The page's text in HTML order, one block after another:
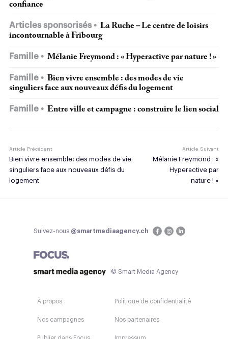
confiance
Articles sponsorisés
La Ruche – Le centre de loisirs
incontournable à Fribourg
Famille Mélanie Freymond : « Hyperactive par nature ! »
Famille
Bien vivre ensemble : des modes de vie
singuliers face aux nouveaux défis du logement
Famille Entre ville et campagne : construire le lien social
Article Précédent
Bien vivre ensemble : des modes de vie
singuliers face aux nouveaux défis du
logement
Article Suivant
Mélanie Freymond : «
Hyperactive par
nature ! »
Suivez-nous @smartmediaagency.ch
© Smart Media Agency
À propos
Nos campagnes
Politique de confidentialité
Nos partenaires